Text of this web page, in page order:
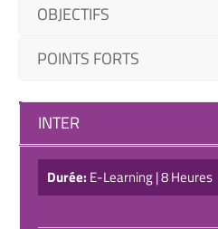
OBJECTIFS
POINTS FORTS
INTER
Durée: E-Learning | 8 Heures